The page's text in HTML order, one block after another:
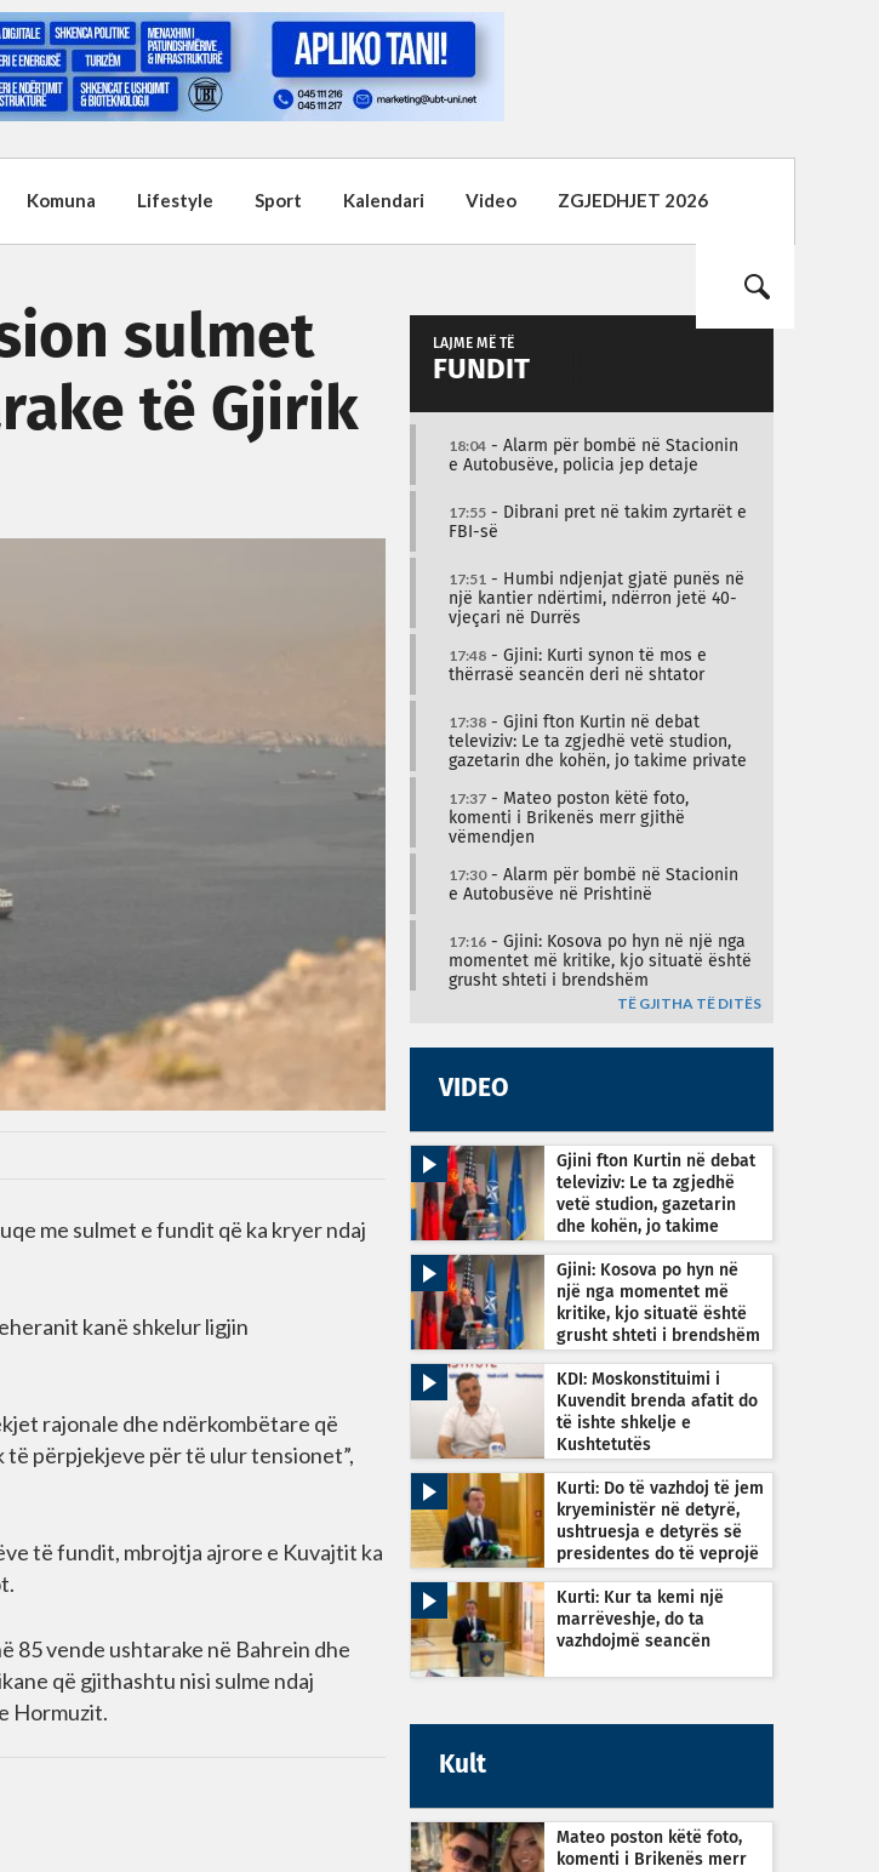
Komuna Lifestyle Sport Kalendari Video ZGJEDHJET 2026
sulmet
të Gjirik
me sulmet e fundit që ka kryer ndaj
kanë shkelur ligjin
rajonale dhe ndërkombëtare që
të përpjekjeve për të ulur tensionet”,
të fundit, mbrojtja ajrore e Kuvajtit ka
85 vende ushtarake në Bahrein dhe
që gjithashtu nisi sulme ndaj
Hormuzit.
LAJME MË TË
FUNDIT
18:04 - Alarm për bombë në Stacionin
e Autobusëve, policia jep detaje
17:55 - Dibrani pret në takim zyrtarët e
FBI-së
17:51 - Humbi ndjenjat gjatë punës në
një kantier ndërtimi, ndërron jetë 40-
vjeçari në Durrës
17:48 - Gjini: Kurti synon të mos e
thërrasë seancën deri në shtator
17:38 - Gjini fton Kurtin në debat
televiziv: Le ta zgjedhë vetë studion,
gazetarin dhe kohën, jo takime private
17:37 - Mateo poston këtë foto,
komenti i Brikenës merr gjithë
vëmendjen
17:30- Alarm për bombë në Stacionin
e Autobusëve në Prishtinë
17:16 - Gjini: Kosova po hyn në një nga
momentet më kritike, kjo situatë është
grusht shteti i brendshëm
TË GJITHA TË DITËS
VIDEO
Gjini fton Kurtin në debat
televiziv: Le ta zgjedhë
vetë studion, gazetarin
dhe kohën, jo takime
Gjini: Kosova po hyn në
një nga momentet më
kritike, kjo situatë është
grusht shteti i brendshëm
KDI: Moskonstituimi i
Kuvendit brenda afatit do
të ishte shkelje e
Kushtetutës
Kurti: Do të vazhdoj të jem
kryeministër në detyrë,
ushtruesja e detyrës së
presidentes do të veprojë
Kurti: Kur ta kemi një
marrëveshje, do ta
vazhdojmë seancën
Kult
Mateo poston këtë foto,
komenti i Brikenës merr